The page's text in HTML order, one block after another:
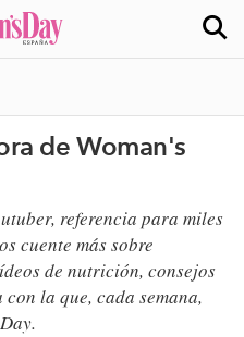
de Woman's
referencia para miles
cuente más sobre
de nutrición, consejos
la que, cada semana,